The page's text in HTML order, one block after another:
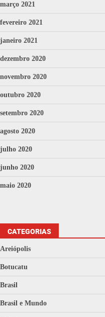
março 2021
fevereiro 2021
janeiro 2021
dezembro 2020
novembro 2020
outubro 2020
setembro 2020
agosto 2020
julho 2020
junho 2020
maio 2020
CATEGORIAS
Areiópolis
Botucatu
Brasil
Brasil e Mundo